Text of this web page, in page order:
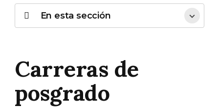
Carreras de
posgrado
En esta sección